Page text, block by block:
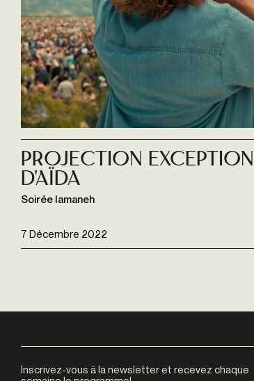
7 Décembre 2022
Projection
d'Aïda
Soirée Iamaneh
Inscrivez-vous à la newsletter et recevez chaque